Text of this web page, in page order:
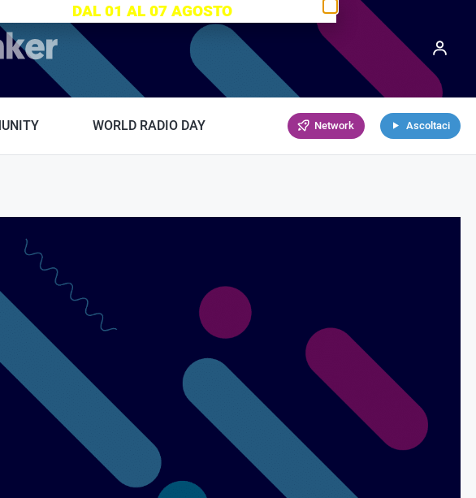
WORLD RADIO DAY Network Ascoltaci
DAL 01 AL 07 AGOSTO